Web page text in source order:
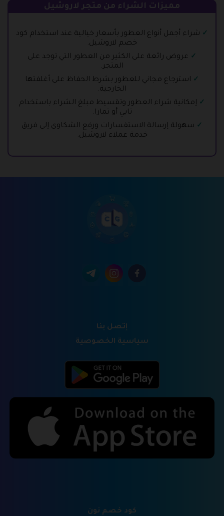
مميزات الشراء من متجر لاروشيل
شراء أجمل أنواع العطور بأسعار خيالية عند استخدام كود
خصم لاروشيل.
عروض رائعة على الكثير من العطور التي توجد على
المتجر.
استرجاع مجاني للعطور بشرط الحفاظ على أغلفتها
الخارجية.
إمكانية شراء العطور وتقسيط مبلغ الشراء باستخدام
تابي أو تمارا.
سهولة إرسالة الاستفسارات ورفع الشكاوى إلى فريق
خدمة عملاء لاروشيل.
إتصل بنا
سياسية الخصوصية
كود خصم نون